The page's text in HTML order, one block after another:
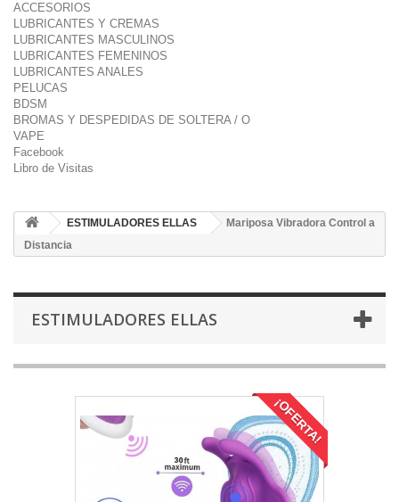
ACCESORIOS
LUBRICANTES Y CREMAS
LUBRICANTES MASCULINOS
LUBRICANTES FEMENINOS
LUBRICANTES ANALES
PELUCAS
BDSM
BROMAS Y DESPEDIDAS DE SOLTERA / O
VAPE
Facebook
Libro de Visitas
ESTIMULADORES ELLAS
Mariposa Vibradora Control a
Distancia
ESTIMULADORES ELLAS
¡OFERTA!